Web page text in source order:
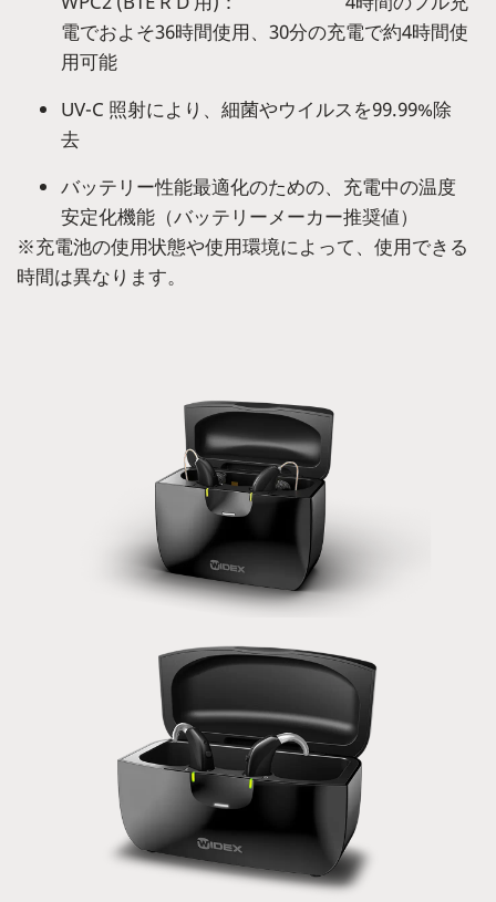
電でおよそ36時間使用、30分の充電で約4時間使
用可能
UV-C 照射により、細菌やウイルスを99.99%除
去
バッテリー性能最適化のための、充電中の温度
安定化機能（バッテリーメーカー推奨値）
※充電池の使用状態や使用環境によって、使用できる
時間は異なります。